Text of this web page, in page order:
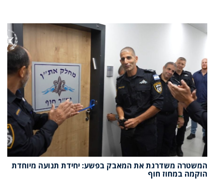
המשטרה משדרגת את המאבק בפשע: יחידת תנועה מיוחדת
הוקמה במחוז חוף